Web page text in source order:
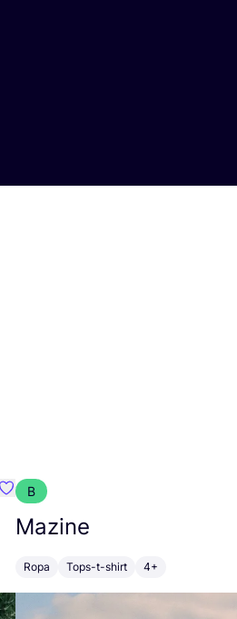
Favoritos {nombre}
B
Mazine
Ropa Tops-t-shirt 4+